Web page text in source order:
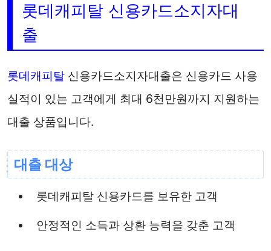
롯데캐피탈 신용카드소지자대
출
롯데캐피탈 신용카드소지자대출은 신용카드 사용
실적이 있는 고객에게 최대 6천만원까지 지원하는
대출 상품입니다.
대출 대상
롯데캐피탈 신용카드를 보유한 고객
안정적인 소득과 상환 능력을 갖춘 고객